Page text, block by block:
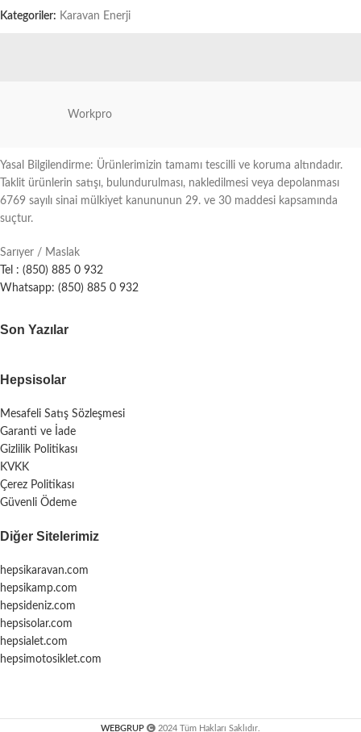
Kategoriler: Karavan Enerji
Workpro
Yasal Bilgilendirme: Ürünlerimizin tamamı tescilli ve koruma altındadır.
Taklit ürünlerin satışı, bulundurulması, nakledilmesi veya depolanması
6769 sayılı sinai mülkiyet kanununun 29. ve 30 maddesi kapsamında
suçtur.
Sarıyer / Maslak
Tel : (850) 885 0 932
Whatsapp: (850) 885 0 932
Son Yazılar
Hepsisolar
Mesafeli Satış Sözleşmesi
Garanti ve İade
Gizlilik Politikası
KVKK
Çerez Politikası
Güvenli Ödeme
Diğer Sitelerimiz
hepsikaravan.com
hepsikamp.com
hepsideniz.com
hepsisolar.com
hepsialet.com
hepsimotosiklet.com
WEBGRUP 2024 Tüm Hakları Saklıdır.